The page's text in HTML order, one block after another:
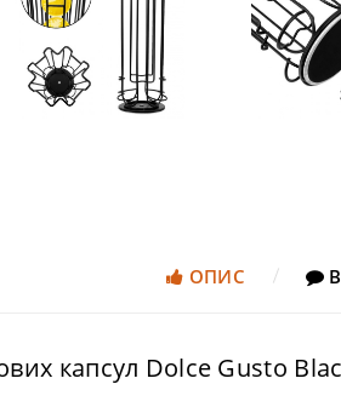
ОПИС
капсул Dolce Gusto